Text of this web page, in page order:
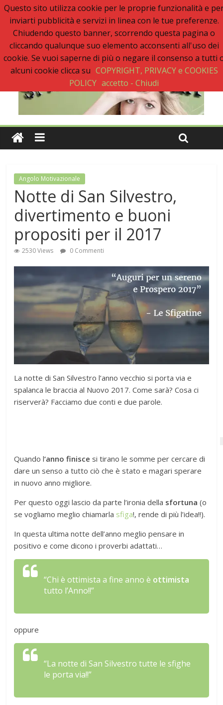
Ultimo:
Buon Anno 2020, un anno senza sfiga
Come gestire la fortuna ai giochi
Qual è il numero più sfortunato? Info e curiosità nel post
La sfortuna mi perseguita anche con la spesa
Il 2020 anno bisestile porta sfortuna davvero?
Angolo Motivazionale
Notte di San Silvestro,
divertimento e buoni
propositi per il 2017
2530 Views 0 Commenti
La notte di San Silvestro l’anno vecchio si porta via e
spalanca le braccia al Nuovo 2017. Come sarà? Cosa ci
riserverà? Facciamo due conti e due parole.
Quando l‘anno finisce si tirano le somme per cercare di
dare un senso a tutto ciò che è stato e magari sperare
in nuovo anno migliore.
Per questo oggi lascio da parte l’ironia della sfortuna (o
se vogliamo meglio chiamarla sfiga!, rende di più l’idea!!).
In questa ultima notte dell’anno meglio pensare in
positivo e come dicono i proverbi adattati…
“Chi è ottimista a fine anno è ottimista
tutto l’Anno!!”
oppure
“La notte di San Silvestro tutte le sfighe
le porta via!!”
Questo sito utilizza cookie per le proprie funzionalità e
inviarti pubblicità e servizi in linea con le tue preferenze.
Chiudendo questo banner, scorrendo questa pagina o
cliccando qualunque suo elemento acconsenti all'uso dei
cookie. Se vuoi saperne di più o negare il consenso a tutti
alcuni cookie clicca su COPYRIGHT, PRIVACY e COOKIES
POLICY accetto - Chiudi